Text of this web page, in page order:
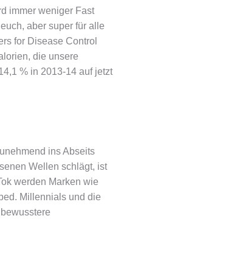
immer weniger Fast
aber super für alle
for Disease Control
die unsere
% in 2013-14 auf jetzt
ins Abseits
Wellen schlägt, ist
werden Marken wie
Millennials und die